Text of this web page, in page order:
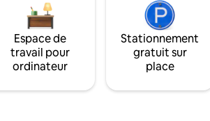
Espace de
travail pour
ordinateur
Stationnement
gratuit sur
place